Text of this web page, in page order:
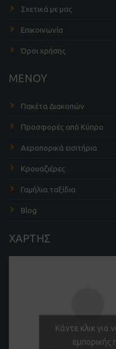
Σχετικά με μας
Επικοινωνία
Όροι χρήσης
ΜΕΝΟΥ
Πακέτα Διακοπών
Προσφορές από Κύπρο
Αεροπορικά εισιτήρια
Κρουαζιέρες
Γαμήλια ταξίδια
Blog
ΧΑΡΤΗΣ
Κάντε κλικ για
εμπορικής